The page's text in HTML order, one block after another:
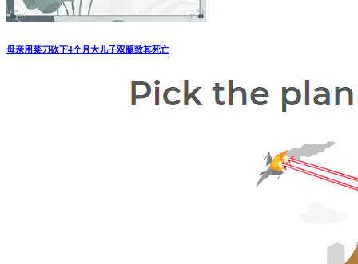
母亲用菜刀砍下4个月大儿子双腿致其死亡